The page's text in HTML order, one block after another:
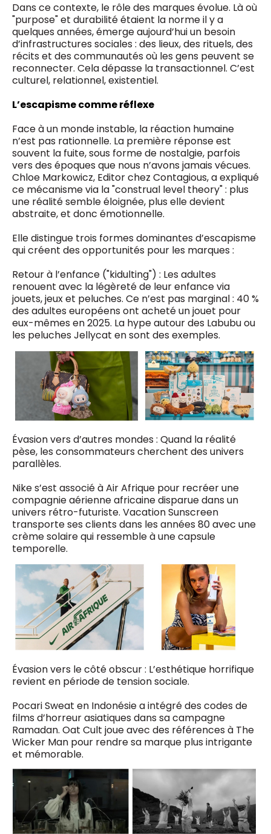
Dans ce contexte, le rôle des marques évolue. Là où
"purpose" et durabilité étaient la norme il y a
quelques années, émerge aujourd’hui un besoin
d’infrastructures sociales : des lieux, des rituels, des
récits et des communautés où les gens peuvent se
reconnecter. Cela dépasse la transactionnel. C’est
culturel, relationnel, existentiel.
L’escapisme comme réflexe
Face à un monde instable, la réaction humaine
n’est pas rationnelle. La première réponse est
souvent la fuite, sous forme de nostalgie, parfois
vers des époques que nous n’avons jamais vécues.
Chloe Markowicz, Editor chez Contagious, a expliqué
ce mécanisme via la "construal level theory" : plus
une réalité semble éloignée, plus elle devient
abstraite, et donc émotionnelle.
Elle distingue trois formes dominantes d’escapisme
qui créent des opportunités pour les marques :
Retour à l’enfance ("kidulting") : Les adultes
renouent avec la légèreté de leur enfance via
jouets, jeux et peluches. Ce n’est pas marginal : 40 %
des adultes européens ont acheté un jouet pour
eux-mêmes en 2025. La hype autour des Labubu ou
les peluches Jellycat en sont des exemples.
Évasion vers d’autres mondes : Quand la réalité
pèse, les consommateurs cherchent des univers
parallèles.
Nike s’est associé à Air Afrique pour recréer une
compagnie aérienne africaine disparue dans un
univers rétro-futuriste. Vacation Sunscreen
transporte ses clients dans les années 80 avec une
crème solaire qui ressemble à une capsule
temporelle.
Évasion vers le côté obscur : L’esthétique horrifique
revient en période de tension sociale.
Pocari Sweat en Indonésie a intégré des codes de
films d’horreur asiatiques dans sa campagne
Ramadan. Oat Cult joue avec des références à The
Wicker Man pour rendre sa marque plus intrigante
et mémorable.